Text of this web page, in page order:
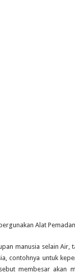
Alat
manusia selain Air,
contohnya untuk
membesar akan